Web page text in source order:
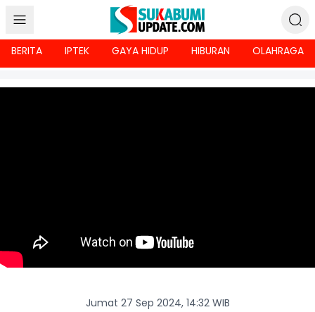
BERITA IPTEK GAYA HIDUP HIBURAN OLAHRAGA
Jumat 27 Sep 2024, 14:32 WIB